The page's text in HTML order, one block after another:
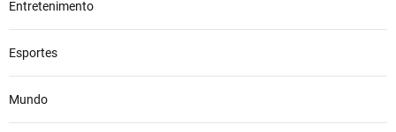
Entretenimento
Esportes
Mundo